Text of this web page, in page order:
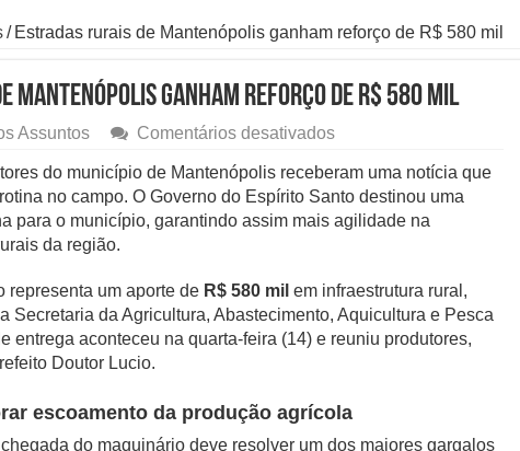
Está Por Trás do Escândalo de R$ 308 Mi em MT?
Revelam os Riscos dos Ventos de 76 km/h no Rio
Livre, Senador Investigado: O Que Mudou na Operação INSS
IBS e CBS Dividem Empresários na Reforma Tributária
Resolver a Disputa Política do Republicanos Rumo a 2026
Levou Quatro Trabalhadores à Morte em Obra Proibida no ES?
Branca Antes Distante, Camp David Agora no Centro do Poder
/ Estradas rurais de Mantenópolis ganham reforço de R$ 580 mil
Mantenópolis ganham reforço de R$ 580 mil
Assuntos Comentários desativadosem
rurais
de
Mantenópolis
ganham
R$
580
mil
do município de Mantenópolis receberam uma notícia que
no campo. O Governo do Espírito Santo destinou uma
para o município, garantindo assim mais agilidade na
da região.
representa um aporte de R$ 580 milem infraestrutura rural,
Secretaria da Agricultura, Abastecimento, Aquicultura e Pesca
entrega aconteceu na quarta-feira (14) e reuniu produtores,
Doutor Lucio.
escoamento da produção agrícola
do maquinário deve resolver um dos maiores gargalos